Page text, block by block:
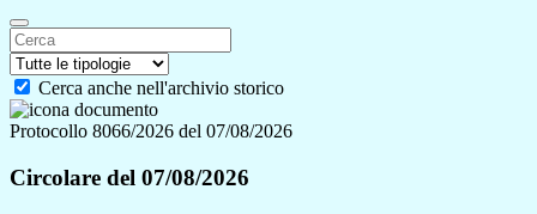
Cerca anche nell'archivio storico
Protocollo 8066/2026 del 07/08/2026
Circolare del 07/08/2026